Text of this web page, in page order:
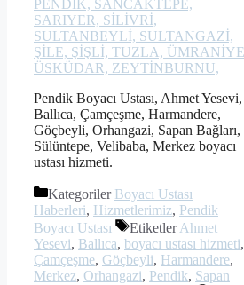
Pendik Boyacı Ustası, Ahmet Yesevi,
Ballıca, Çamçeşme, Harmandere,
Göçbeyli, Orhangazi, Sapan Bağları,
Sülüntepe, Velibaba, Merkez boyacı
ustası hizmeti.
Kategoriler Boyacı Ustası
Haberleri, Hizmetlerimiz, Pendik
Boyacı Ustası
Etiketler Ahmet
Yesevi, Ballıca, boyacı ustası hizmeti,
Çamçeşme, Göçbeyli, Harmandere,
Merkez, Orhangazi, Pendik, Sapan